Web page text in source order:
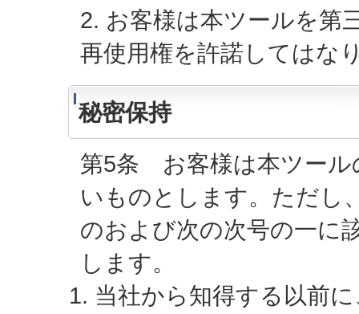
2. お客様は本ツールを第
再使用権を許諾してはな
秘密保持
第5条 お客様は本ツール
いものとします。ただし
のおよび次の次号の一に
します。
当社から知得する以前